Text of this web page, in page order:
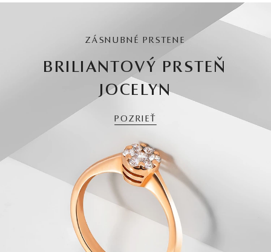
ZÁSNUBNÉ PRSTENE
BRILIANTOVÝ PRSTEŇ
JOCELYN
POZRIEŤ